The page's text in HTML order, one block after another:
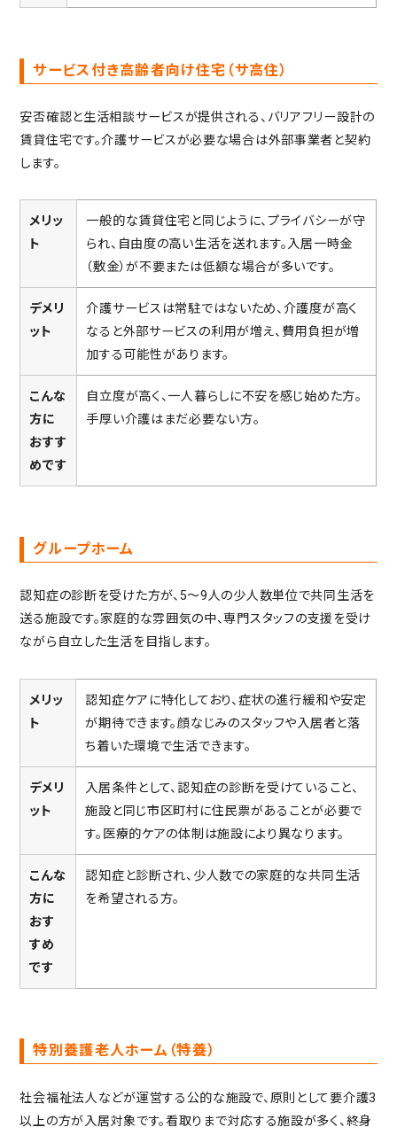
サービス付き高齢者向け住宅（サ高住）
安否確認と生活相談サービスが提供される、バリアフリー設計の
賃貸住宅です。介護サービスが必要な場合は外部事業者と契約
します。
メリッ
ト
一般的な賃貸住宅と同じように、プライバシーが守
られ、自由度の高い生活を送れます。入居一時金
（敷金）が不要または低額な場合が多いです。
デメリ
ット
介護サービスは常駐ではないため、介護度が高く
なると外部サービスの利用が増え、費用負担が増
加する可能性があります。
こんな
方に
おすす
めです
自立度が高く、一人暮らしに不安を感じ始めた方。
手厚い介護はまだ必要ない方。
グループホーム
認知症の診断を受けた方が、5～9人の少人数単位で共同生活を
送る施設です。家庭的な雰囲気の中、専門スタッフの支援を受け
ながら自立した生活を目指します。
メリッ
ト
認知症ケアに特化しており、症状の進行緩和や安定
が期待できます。顔なじみのスタッフや入居者と落
ち着いた環境で生活できます。
デメリ
ット
入居条件として、認知症の診断を受けていること、
施設と同じ市区町村に住民票があることが必要で
す。医療的ケアの体制は施設により異なります。
こんな
方に
おす
すめ
です
認知症と診断され、少人数での家庭的な共同生活
を希望される方。
特別養護老人ホーム（特養）
社会福祉法人などが運営する公的な施設で、原則として要介護3
以上の方が入居対象です。看取りまで対応する施設が多く、終身